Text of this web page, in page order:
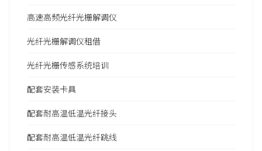
高速高频光纤光栅解调仪
光纤光栅解调仪租借
光纤光栅传感系统培训
配套安装卡具
配套耐高温低温光纤接头
配套耐高温低温光纤跳线